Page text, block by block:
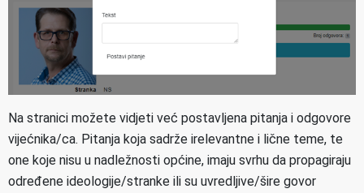
Na stranici možete vidjeti već postavljena pitanja i odgovore
vijećnika/ca. Pitanja koja sadrže irelevantne i lične teme, te
one koje nisu u nadležnosti općine, imaju svrhu da propagiraju
određene ideologije/stranke ili su uvredljive/šire govor